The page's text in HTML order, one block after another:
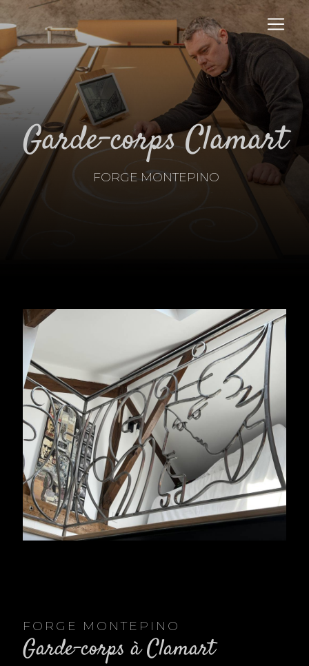
garde-corps Clamart
FORGE MONTEPINO
FORGE MONTEPINO
garde-corps à Clamart
Panneau de gestion des cookies